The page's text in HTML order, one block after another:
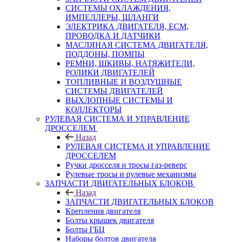
СИСТЕМЫ ОХЛАЖДЕНИЯ,
ИМПЕЛЛЕРЫ, ШЛАНГИ
ЭЛЕКТРИКА ДВИГАТЕЛЯ, ECM,
ПРОВОДКА И ДАТЧИКИ
МАСЛЯНАЯ СИСТЕМА ДВИГАТЕЛЯ,
ПОДДОНЫ, ПОМПЫ
РЕМНИ, ШКИВЫ, НАТЯЖИТЕЛИ,
РОЛИКИ ДВИГАТЕЛЕЙ
ТОПЛИВНЫЕ И ВОЗДУШНЫЕ
СИСТЕМЫ ДВИГАТЕЛЕЙ
ВЫХЛОПНЫЕ СИСТЕМЫ И
КОЛЛЕКТОРЫ
РУЛЕВАЯ СИСТЕМА И УПРАВЛЕНИЕ
ДРОССЕЛЕМ
Назад
РУЛЕВАЯ СИСТЕМА И УПРАВЛЕНИЕ
ДРОССЕЛЕМ
Ручки дросселя и тросы газ-реверс
Рулевые тросы и рулевые механизмы
ЗАПЧАСТИ ДВИГАТЕЛЬНЫХ БЛОКОВ
Назад
ЗАПЧАСТИ ДВИГАТЕЛЬНЫХ БЛОКОВ
Крепления двигателя
Болты крышек двигателя
Болты ГБЦ
Наборы болтов двигателя